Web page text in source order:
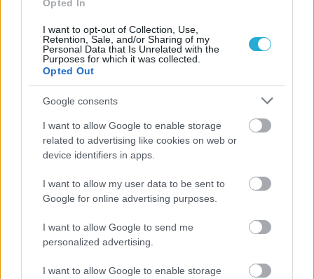
Opted In
I want to opt-out of Collection, Use,
Retention, Sale, and/or Sharing of my
Personal Data that Is Unrelated with the
Purposes for which it was collected.
Opted Out
Google consents
I want to allow Google to enable storage
related to advertising like cookies on web or
device identifiers in apps.
I want to allow my user data to be sent to
Google for online advertising purposes.
I want to allow Google to send me
personalized advertising.
I want to allow Google to enable storage
ΡΟΗ ΕΙΔΗΣΕΩΝ
06/08/2026
στην Ιταλία Β’
06/08/2026
Η FIVB σχεδιάζει να διοργανώσει το Παγκόσμιο